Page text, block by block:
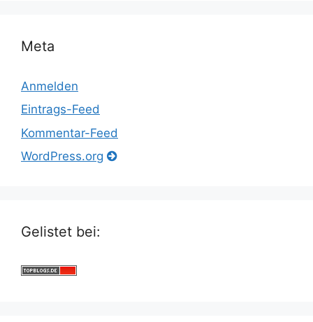
Meta
Anmelden
Eintrags-Feed
Kommentar-Feed
WordPress.org
Gelistet bei: